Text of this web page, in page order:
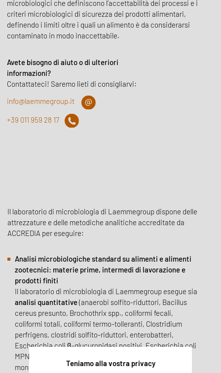
microbiologici che definiscono l’accettabilità dei processi e i
criteri microbiologici di sicurezza dei prodotti alimentari,
definendo i limiti oltre i quali un alimento è da considerarsi
contaminato in modo inaccettabile.
Avete bisogno di aiuto o di ulteriori
informazioni?
Contattateci! Saremo lieti di consigliarvi:
info@laemmegroup.it
+39 011 959 28 17
Il laboratorio di microbiologia di Laemmegroup dispone delle
attrezzature e delle metodiche analitiche accreditate da
ACCREDIA per eseguire:
Analisi microbiologiche standard su alimenti e alimenti
zootecnici: materie prime, intermedi di lavorazione e
prodotti finiti
Il laboratorio di microbiologia di Laemmegroup esegue sia
analisi quantitative(anaerobi solfito-riduttori, Bacillus
cereus presunto, Brochothrix spp., coliformi fecali,
coliformi totali, coliformi termo-tolleranti, Clostridium
perfrigens, clostridi solfito-riduttori, enterobatteri,
Escherichia coli β-glucuronidasi positivi, Escherichia coli
MPN, enterococchi, Lattobacilli, lieviti e muffe, Listeria
monocytogenes, Listeria monocytogenes MPN,
Teniamo alla vostra privacy